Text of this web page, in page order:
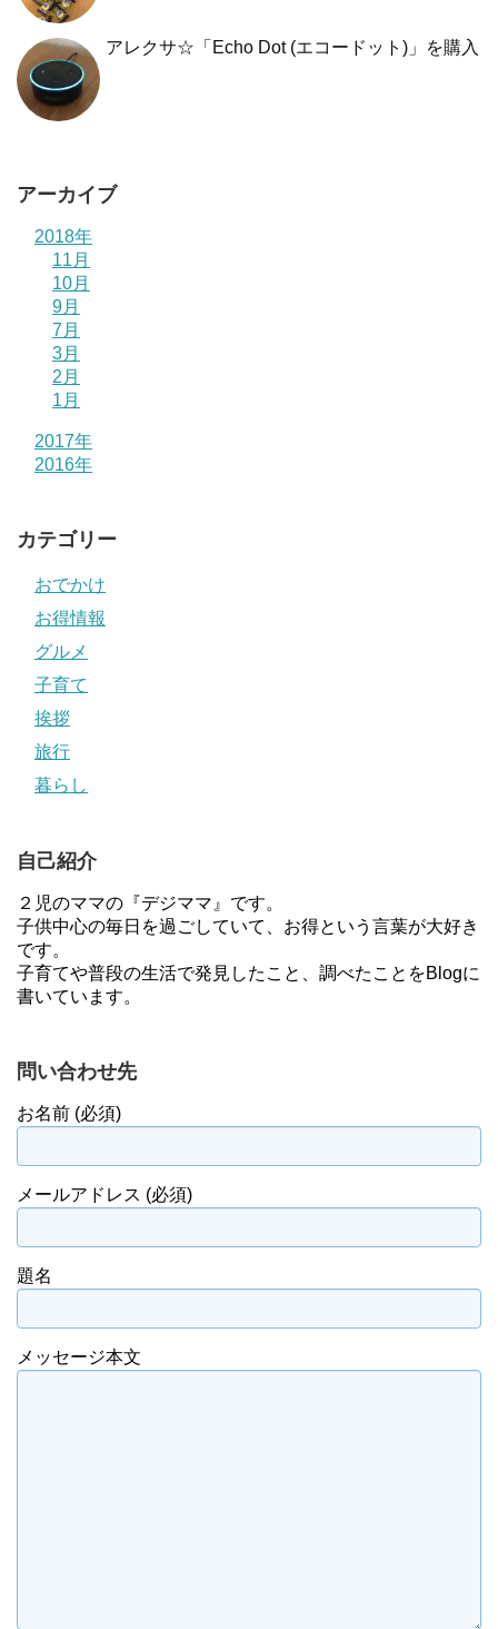
アレクサ☆「Echo Dot (エコードット)」を購入
アーカイブ
2018年
11月
10月
9月
7月
3月
2月
1月
2017年
2016年
カテゴリー
おでかけ
お得情報
グルメ
子育て
挨拶
旅行
暮らし
自己紹介
２児のママの『デジママ』です。
子供中心の毎日を過ごしていて、お得という言葉が大好き
です。
子育てや普段の生活で発見したこと、調べたことをBlogに
書いています。
問い合わせ先
お名前 (必須)
メールアドレス (必須)
題名
メッセージ本文